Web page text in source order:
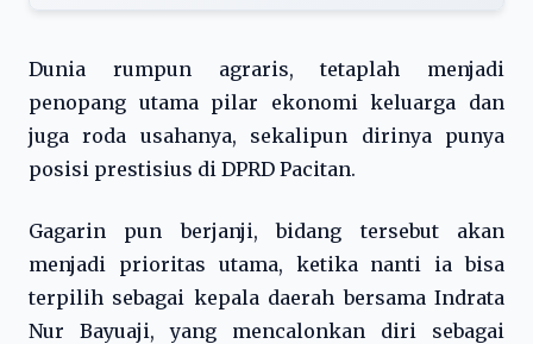
Dunia rumpun agraris, tetaplah menjadi
penopang utama pilar ekonomi keluarga dan
juga roda usahanya, sekalipun dirinya punya
posisi prestisius di DPRD Pacitan.
Gagarin pun berjanji, bidang tersebut akan
menjadi prioritas utama, ketika nanti ia bisa
terpilih sebagai kepala daerah bersama Indrata
Nur Bayuaji, yang mencalonkan diri sebagai